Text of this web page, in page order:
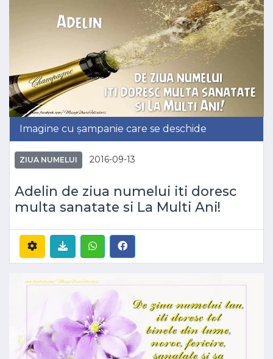
Imagine cu șampanie care se deschide
ZIUA NUMELUI 2016-09-13
Adelin de ziua numelui iti doresc
multa sanatate si La Multi Ani!